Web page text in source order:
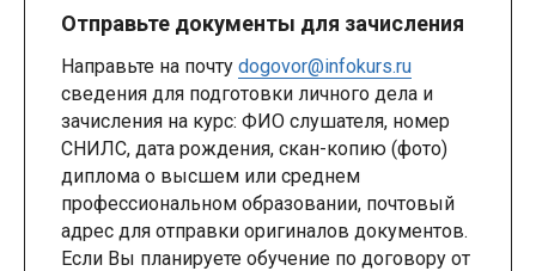
Отправьте документы для зачисления
Направьте на почту dogovor@infokurs.ru
сведения для подготовки личного дела и
зачисления на курс: ФИО слушателя, номер
СНИЛС, дата рождения, скан-копию (фото)
диплома о высшем или среднем
профессиональном образовании, почтовый
адрес для отправки оригиналов документов.
Если Вы планируете обучение по договору от